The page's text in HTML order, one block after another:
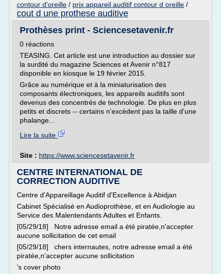
contour d'oreille / prix appareil auditif contour d oreille /
cout d une prothese auditive
Prothèses print - Sciencesetavenir.fr
0 réactions
TEASING. Cet article est une introduction au dossier sur
la surdité du magazine Sciences et Avenir n°817
disponible en kiosque le 19 février 2015.
Grâce au numérique et à la miniaturisation des
composants électroniques, les appareils auditifs sont
devenus des concentrés de technologie. De plus en plus
petits et discrets -- certains n'excèdent pas la taille d'une
phalange...
Lire la suite
Site : https://www.sciencesetavenir.fr
CENTRE INTERNATIONAL DE
CORRECTION AUDITIVE
Centre d'Appareillage Auditif d'Excellence à Abidjan
Cabinet Spécialisé en Audioprothèse, et en Audiologie au
Service des Malentendants Adultes et Enfants.
[05/29/18] Notre adresse email a été piratée,n'accepter
aucune sollicitation de cet email
[05/29/18] chers internautes, notre adresse email a été
piratée,n'accepter aucune sollicitation
's cover photo